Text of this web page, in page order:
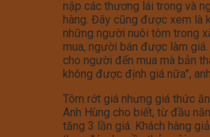
nập các thương lái trong và
hàng. Đây cũng được xem là
những người nuôi tôm trong
mua, người bán được làm
cho người đến mua mà bản
không được định giá nữa”,
Tôm rớt giá nhưng giá thức
Anh Hùng cho biết, từ đầu
tăng 3 lần giá. Khách hàng